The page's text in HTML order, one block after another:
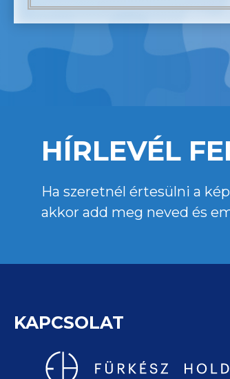
HÍRLEVÉL
Ha szeretnél értesülni a
akkor add meg neved és
KAPCSOLAT